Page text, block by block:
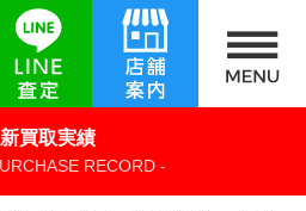
買取実績
RECORD -